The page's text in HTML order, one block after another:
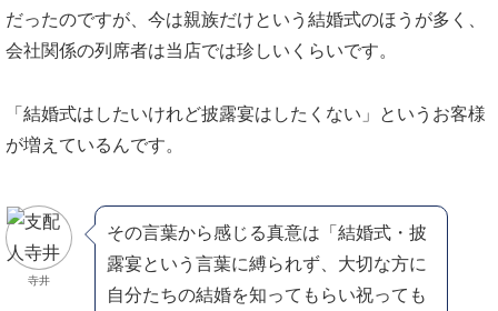
だったのですが、今は親族だけという結婚式のほうが多く、
会社関係の列席者は当店では珍しいくらいです。
「結婚式はしたいけれど披露宴はしたくない」というお客様
が増えているんです。
寺井
その言葉から感じる真意は「結婚式・披
露宴という言葉に縛られず、大切な方に
自分たちの結婚を知ってもらい祝っても